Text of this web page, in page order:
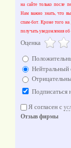
на сайте только после
Нам важно знать, что
спам-бот. Кроме того на
получать уведомления
Оценка
Нейтральный
Подписаться
Я согласен с
Отзыв фирмы